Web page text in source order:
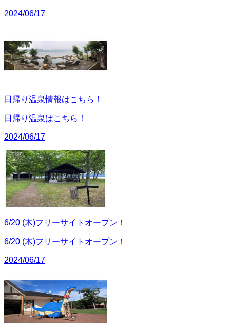
2024/06/17
日帰り温泉情報はこちら！
日帰り温泉はこちら！
2024/06/17
6/20 (木)フリーサイトオープン！
6/20 (木)フリーサイトオープン！
2024/06/17